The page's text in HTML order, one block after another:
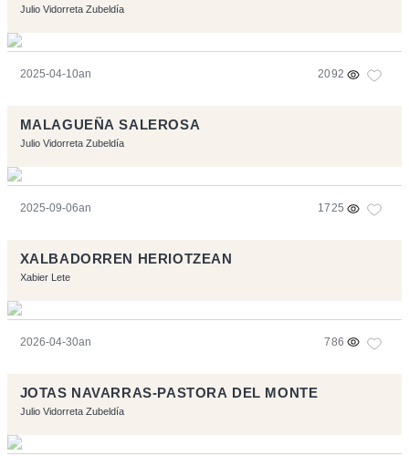
Julio Vidorreta Zubeldía
2025-04-10an 2092
MALAGUEÑA SALEROSA
Julio Vidorreta Zubeldía
2025-09-06an 1725
XALBADORREN HERIOTZEAN
Xabier Lete
2026-04-30an 786
JOTAS NAVARRAS-PASTORA DEL MONTE
Julio Vidorreta Zubeldía